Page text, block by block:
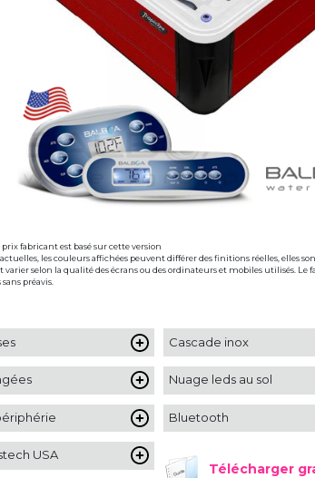
fabricant est basé sur cette version
les couleurs affichées peuvent différer des finitions réelles, elles
selon la qualité des écrans ou des ordinateurs et mobiles utilisés. Le
préavis.
Cascade inox
Nuage leds au sol
Bluetooth
USA
Télécharger